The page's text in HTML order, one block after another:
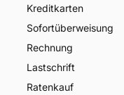
Kreditkarten
Sofortüberweisung
Rechnung
Lastschrift
Ratenkauf